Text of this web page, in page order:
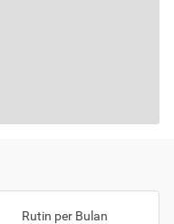
Rutin per Bulan